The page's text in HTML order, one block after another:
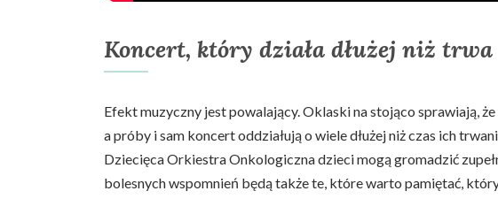
Koncert, który działa dłużej niż trwa
Efekt muzyczny jest powalający. Oklaski na stojąco sprawiają,
a próby i sam koncert oddziałują o wiele dłużej niż czas ich
Dziecięca Orkiestra Onkologiczna dzieci mogą gromadzić
bolesnych wspomnień będą także te, które warto pamiętać,